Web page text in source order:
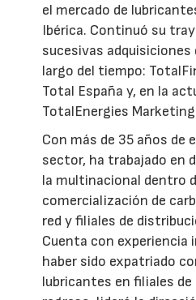
el mercado de
Ibérica. Continuó su
sucesivas adquisiciones
largo del tiempo:
Total España y, en la
TotalEnergies Marketing
Con más de 35 años de
sector, ha trabajado en
la multinacional dentro
comercialización de
red y filiales de
Cuenta con
haber sido expatriado
lubricantes en filiales